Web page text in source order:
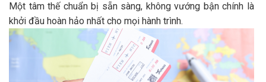
Một tâm thế chuẩn bị sẵn sàng, không vướng bận chính là
khởi đầu hoàn hảo nhất cho mọi hành trình.